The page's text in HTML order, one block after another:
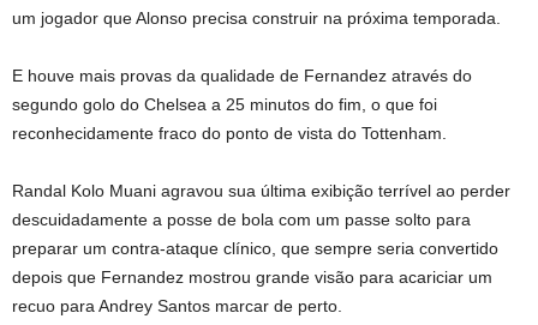
um jogador que Alonso precisa construir na próxima temporada.
E houve mais provas da qualidade de Fernandez através do
segundo golo do Chelsea a 25 minutos do fim, o que foi
reconhecidamente fraco do ponto de vista do Tottenham.
Randal Kolo Muani agravou sua última exibição terrível ao perder
descuidadamente a posse de bola com um passe solto para
preparar um contra-ataque clínico, que sempre seria convertido
depois que Fernandez mostrou grande visão para acariciar um
recuo para Andrey Santos marcar de perto.